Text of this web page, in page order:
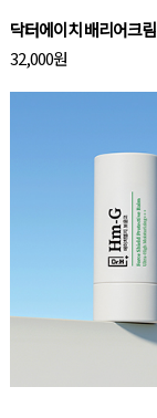
닥터에이치 배리어크림
32,000원